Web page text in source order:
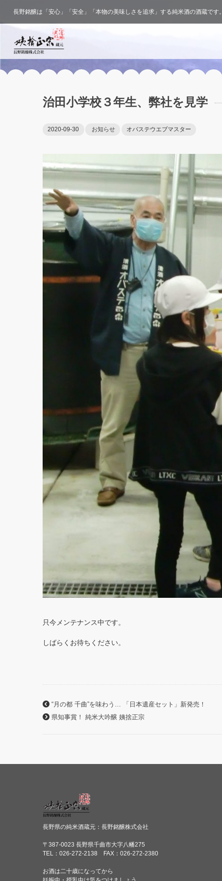
長野銘醸は「安心」「安全」「本物の美味しさを追求」する純米酒の酒蔵です。
治田小学校３年生、弊社を見学
2020-09-30 お知らせ オバステウエブマスター
只今メンテナンス中です。
しばらくお待ちください。
“月の都 千曲”を味わう… 「日本遺産セット」新発売！
県知事賞！ 純米大吟醸 姨捨正宗
長野県の純米酒蔵元：長野銘醸株式会社
〒387-0023 長野県千曲市大字八幡275
TEL：026-272-2138 FAX：026-272-2380
お酒は二十歳になってから